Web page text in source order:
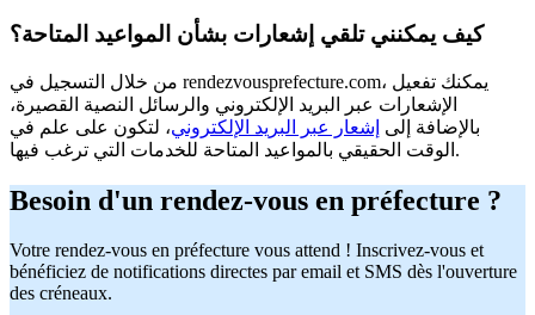
كيف يمكنني تلقي إشعارات بشأن المواعيد المتاحة؟
من خلال التسجيل في rendezvousprefecture.com، يمكنك تفعيل
الإشعارات عبر البريد الإلكتروني والرسائل النصية القصيرة،
بالإضافة إلى إشعار عبر البريد الإلكتروني، لتكون على علم في
الوقت الحقيقي بالمواعيد المتاحة للخدمات التي ترغب فيها.
Besoin d'un rendez-vous en préfecture ?
Votre rendez-vous en préfecture vous attend ! Inscrivez-vous et
bénéficiez de notifications directes par email et SMS dès l'ouverture
des créneaux.